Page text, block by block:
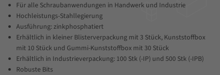
Für alle Schraubanwendungen in Handwerk und Industrie
Hochleistungs-Stahllegierung
Ausführung: zinkphosphatiert
Erhältlich in kleiner Blisterverpackung mit 3 Stück, Kunststoffbox
mit 10 Stück und Gummi-Kunststoffbox mit 30 Stück
Erhältlich in Industrieverpackung: 100 Stk (-IP) und 500 Stk (-IPB)
Robuste Bits